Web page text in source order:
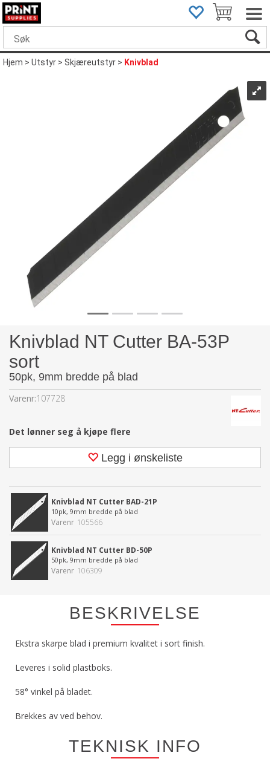
Hjem>Utstyr>Skjæreutstyr> Knivblad
Knivblad NT Cutter BA-53P
sort
50pk, 9mm bredde på blad
Varenr:107728
Det lønner seg å kjøpe flere
Legg i ønskeliste
Knivblad NT Cutter BAD-21P
10pk, 9mm bredde på blad
Varenr 105566
Knivblad NT Cutter BD-50P
50pk, 9mm bredde på blad
Varenr 106309
BESKRIVELSE
Ekstra skarpe blad i premium kvalitet i sort finish.
Leveres i solid plastboks.
58° vinkel på bladet.
Brekkes av ved behov.
TEKNISK INFO